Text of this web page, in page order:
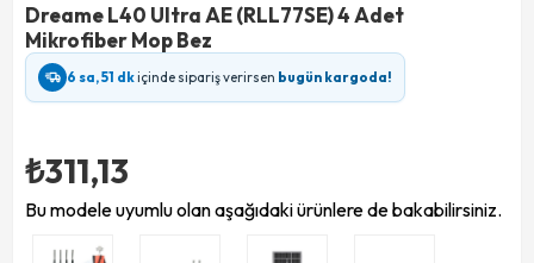
Dreame L40 Ultra AE (RLL77SE) 4 Adet
Mikrofiber Mop Bez
6 sa, 51 dkiçinde sipariş verirsen bugün kargoda!
₺311,13
Bu modele uyumlu olan aşağıdaki ürünlere de bakabilirsiniz.